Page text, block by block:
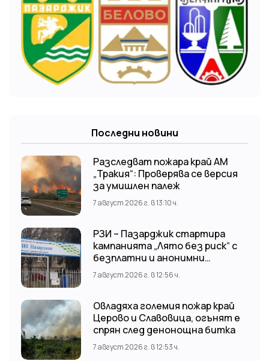
Последни новини
Разследват пожара край АМ
„Тракия“: Проверява се версия
за умишлен палеж
7 август 2026 г. в 13:10 ч.
РЗИ – Пазарджик стартира
кампанията „Лято без риск“ с
безплатни и анонимни
изследвания за ХИВ
7 август 2026 г. в 12:56 ч.
Овладяха големия пожар край
Церово и Славовица, огънят е
спрян след денонощна битка
7 август 2026 г. в 12:53 ч.